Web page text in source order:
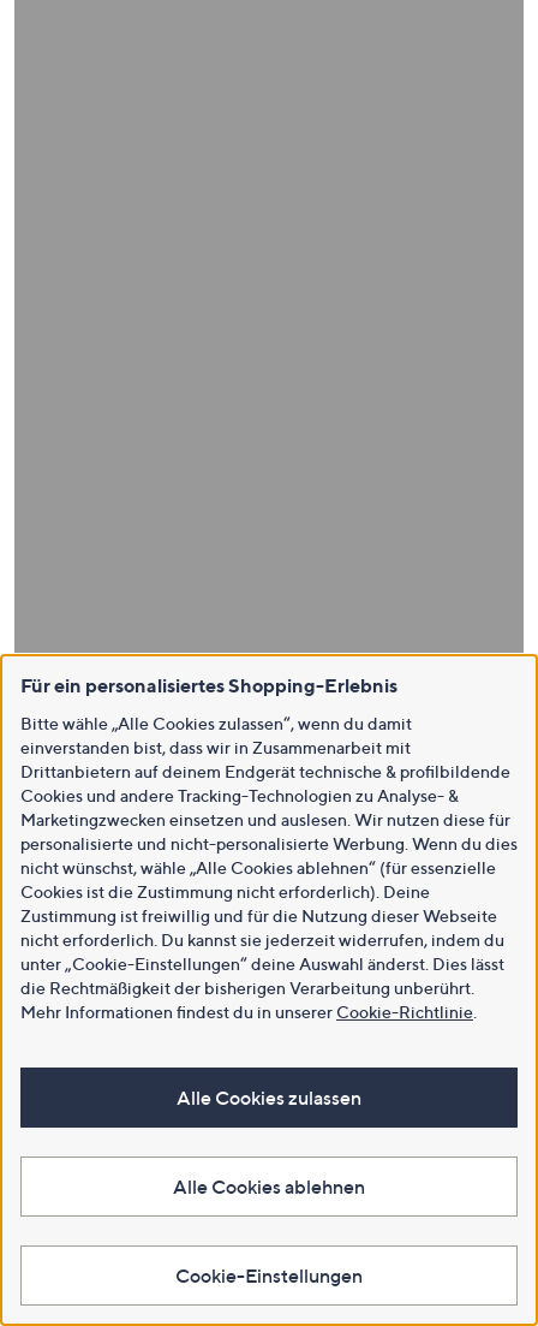
Für ein personalisiertes Shopping-Erlebnis
Bitte wähle „Alle Cookies zulassen“, wenn du damit
einverstanden bist, dass wir in Zusammenarbeit mit
Drittanbietern auf deinem Endgerät technische & profilbildende
Cookies und andere Tracking-Technologien zu Analyse- &
Marketingzwecken einsetzen und auslesen. Wir nutzen diese für
personalisierte und nicht-personalisierte Werbung. Wenn du dies
nicht wünschst, wähle „Alle Cookies ablehnen“ (für essenzielle
Cookies ist die Zustimmung nicht erforderlich). Deine
Zustimmung ist freiwillig und für die Nutzung dieser Webseite
nicht erforderlich. Du kannst sie jederzeit widerrufen, indem du
unter „Cookie-Einstellungen“ deine Auswahl änderst. Dies lässt
die Rechtmäßigkeit der bisherigen Verarbeitung unberührt.
Mehr Informationen findest du in unsererCookie-Richtlinie
Alle Cookies zulassen
Alle Cookies ablehnen
Cookie-Einstellungen